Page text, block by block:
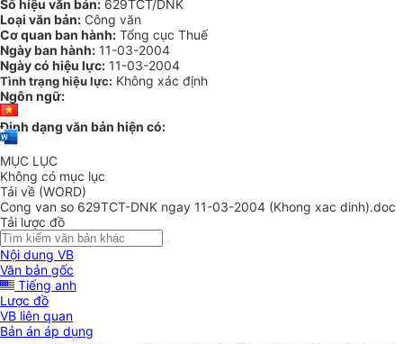
Số hiệu văn bản: 629TCT/DNK
Loại văn bản: Công văn
Cơ quan ban hành: Tổng cục Thuế
Ngày ban hành: 11-03-2004
Ngày có hiệu lực: 11-03-2004
Tình trạng hiệu lực: Không xác định
Ngôn ngữ:
Định dạng văn bản hiện có:
MỤC LỤC
Không có mục lục
Tải về (WORD)
Cong van so 629TCT-DNK ngay 11-03-2004 (Khong xac dinh).doc
Tải lược đồ
Nội dung VB
Văn bản gốc
Tiếng anh
Lược đồ
VB liên quan
Bản án áp dụng